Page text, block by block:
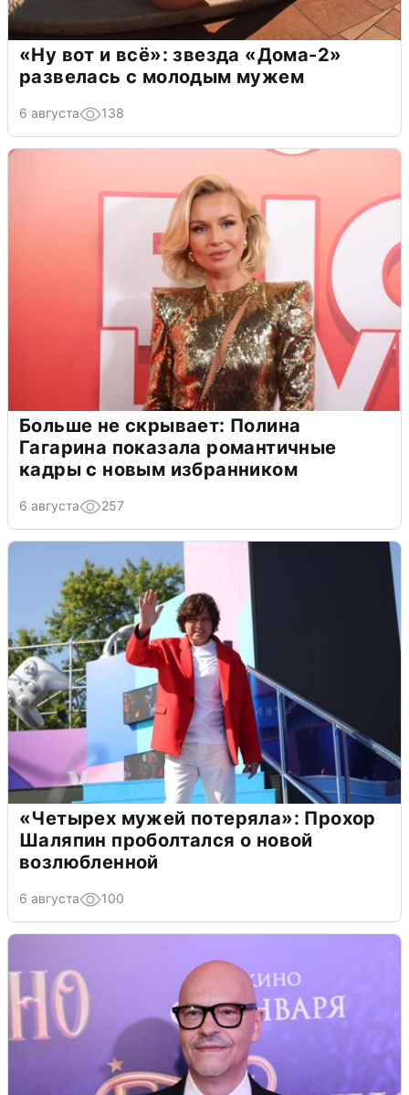
«Ну вот и всё»: звезда «Дома-2»
развелась с молодым мужем
6 августа 138
Больше не скрывает: Полина
Гагарина показала романтичные
кадры с новым избранником
6 августа 257
«Четырех мужей потеряла»: Прохор
Шаляпин проболтался о новой
возлюбленной
6 августа 100